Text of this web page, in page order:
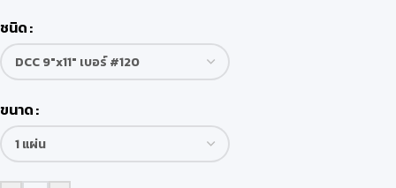
ชนิด
ขนาด